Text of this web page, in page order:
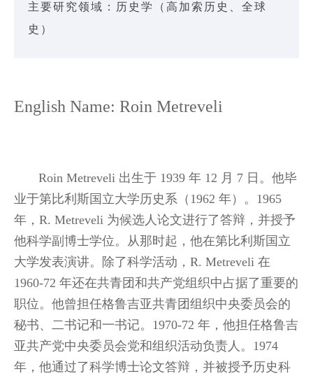
主要研究领域：历史学（高加索历史、全球
史）
English Name: Roin Metreveli
Roin Metreveli 出生于 1939 年 12 月 7 日。他毕
业于第比利斯国立大学历史系（1962 年）。1965
年，R. Metreveli 为候选人论文进行了答辩，并授予
他科学副博士学位。从那时起，他在第比利斯国立
大学发表演讲。除了科学活动，R. Metreveli 在
1960-72 年还在共青团和共产党组织中占据了重要的
职位。他曾担任格鲁吉亚共青团组织中央委员会的
秘书、二书记和一书记。1970-72 年，他担任格鲁吉
亚共产党中央委员会党和组织活动负责人。1974
年，他通过了科学博士论文答辩，并被授予历史科